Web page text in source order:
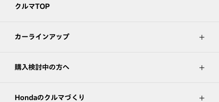
クルマTOP
カーラインアップ
購入検討中の方へ
Hondaのクルマづくり